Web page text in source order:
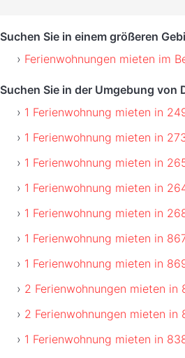
Suchen Sie in einem größeren
Ferienwohnungen mieten im
Suchen Sie in der Umgebung von
1 Ferienwohnung mieten in
1 Ferienwohnung mieten in
1 Ferienwohnung mieten in
1 Ferienwohnung mieten in
1 Ferienwohnung mieten in
1 Ferienwohnung mieten in
1 Ferienwohnung mieten in
2 Ferienwohnungen mieten in
2 Ferienwohnungen mieten in
1 Ferienwohnung mieten in